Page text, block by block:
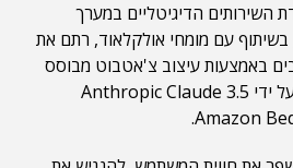
השירותים הדיגיטליים במערך
בשיתוף עם מומחי אולקלאוד, רתם את
באמצעות עיצוב צ'אטבוט מבוסס
בינה מלאכותית, המופעל על ידי Anthropic Claude 3.5